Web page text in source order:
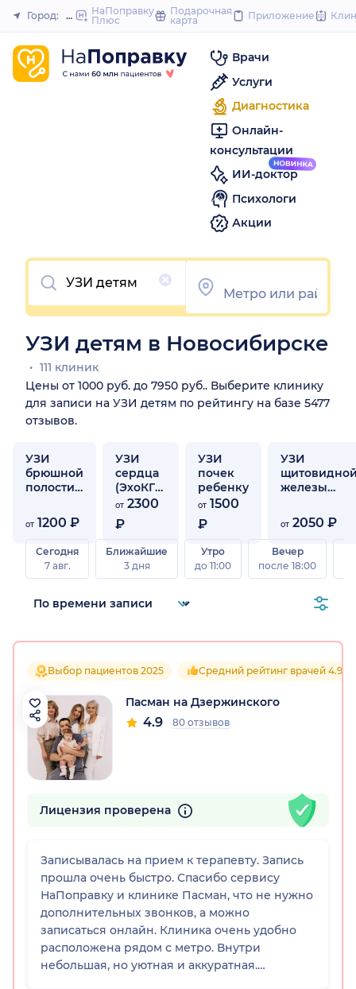
to
Закрыть
Город: Новосибирск
НаПоправку
Плюс
Подарочная
карта
Приложение
Врачи
Услуги
Диагностика
Онлайн-
консультации
ИИ-доктор
Психологи
Акции
Очистить
УЗИ детям в Новосибирске
111 клиник
Цены от 1000 руб. до 7950 руб.. Выберите клинику
для записи на УЗИ детям по рейтингу на базе 5477
отзывов.
УЗИ
брюшной
полости
от 1200 ₽
УЗИ
сердца
(ЭхоКГ)
ребенку
от 2300
₽
УЗИ
почек
ребенку
от 1500
₽
УЗИ
железы
от 2050 ₽
Сегодня
7 авг.
Ближайшие
3 дня
Утро
до 11:00
Вечер
после 18:00
Выбор пациентов 2025 Средний рейтинг врачей 4.9
Пасман на Дзержинского
4.9 80 отзывов
Лицензия проверена
Записывалась на прием к терапевту. Запись
прошла очень быстро. Спасибо сервису
НаПоправку и клинике Пасман, что не нужно
дополнительных звонков, а можно
записаться онлайн. Клиника очень удобно
расположена рядом с метро. Внутри
небольшая, но уютная и аккуратная.